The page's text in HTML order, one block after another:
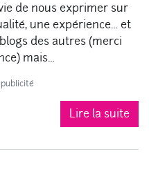
de nous exprimer sur
une expérience… et
des autres (merci
mais…
publicité
Lire la suite